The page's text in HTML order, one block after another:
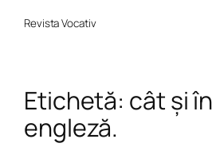
Revista Vocativ
Etichetă: cât și
engleză.